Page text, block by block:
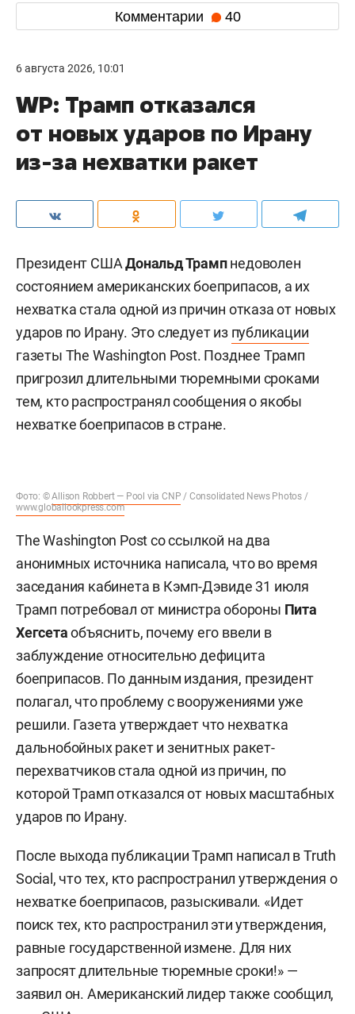
Комментарии 40
6 августа 2026, 10:01
WP: Трамп отказался
от новых ударов по Ирану
из-за нехватки ракет
Президент СШАДональд Трампнедоволен
состоянием американских боеприпасов, а их
нехватка стала одной из причин отказа от новых
ударов по Ирану. Это следует из публикации
газеты The Washington Post. Позднее Трамп
пригрозил длительными тюремными сроками
тем, кто распространял сообщения о якобы
нехватке боеприпасов в стране.
Фото: ©Allison Robbert — Pool via CNP / Consolidated News Photos /
www.globallookpress.com
The Washington Post со ссылкой на два
анонимных источника написала, что во время
заседания кабинета в Кэмп-Дэвиде 31 июля
Трамп потребовал от министра обороны Пита
Хегсетаобъяснить, почему его ввели в
заблуждение относительно дефицита
боеприпасов. По данным издания, президент
полагал, что проблему с вооружениями уже
решили. Газета утверждает что нехватка
дальнобойных ракет и зенитных ракет-
перехватчиков стала одной из причин, по
которой Трамп отказался от новых масштабных
ударов по Ирану.
После выхода публикации Трамп написал в Truth
Social, что тех, кто распространил утверждения о
нехватке боеприпасов, разыскивали. «Идет
поиск тех, кто распространил эти утверждения,
равные государственной измене. Для них
запросят длительные тюремные сроки!» —
заявил он. Американский лидер также сообщил,